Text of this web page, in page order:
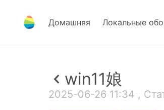
Домашняя Локальные
win11娘
2025-06-26 11:34 ,